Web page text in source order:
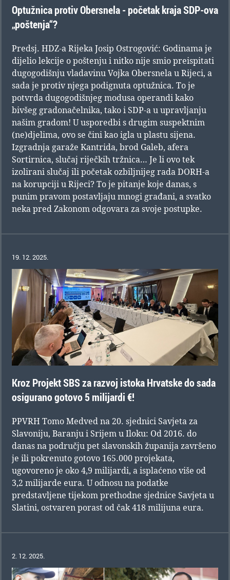
Optužnica protiv Obersnela - početak kraja SDP-ova
„poštenja“?
Predsj. HDZ-a Rijeka Josip Ostrogović: Godinama je
dijelio lekcije o poštenju i nitko nije smio preispitati
dugogodišnju vladavinu Vojka Obersnela u Rijeci, a
sada je protiv njega podignuta optužnica. To je
potvrda dugogodišnjeg modusa operandi kako
bivšeg gradonačelnika, tako i SDP-a u upravljanju
našim gradom! U usporedbi s drugim suspektnim
(ne)djelima, ovo se čini kao igla u plastu sijena.
Izgradnja garaže Kantrida, brod Galeb, afera
Sortirnica, slučaj riječkih tržnica… Je li ovo tek
izolirani slučaj ili početak ozbiljnijeg rada DORH-a
na korupciji u Rijeci? To je pitanje koje danas, s
punim pravom postavljaju mnogi građani, a svatko
neka pred Zakonom odgovara za svoje postupke.
19. 12. 2025.
Kroz Projekt SBS za razvoj istoka Hrvatske do sada
osigurano gotovo 5 milijardi €!
PPVRH Tomo Medved na 20. sjednici Savjeta za
Slavoniju, Baranju i Srijem u Iloku: Od 2016. do
danas na području pet slavonskih županija završeno
je ili pokrenuto gotovo 165.000 projekata,
ugovoreno je oko 4,9 milijardi, a isplaćeno više od
3,2 milijarde eura. U odnosu na podatke
predstavljene tijekom prethodne sjednice Savjeta u
Slatini, ostvaren porast od čak 418 milijuna eura.
2. 12. 2025.